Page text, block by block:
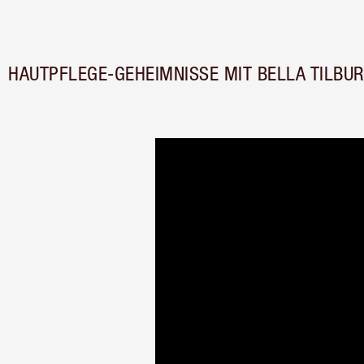
HAUTPFLEGE-GEHEIMNISSE MIT BELLA